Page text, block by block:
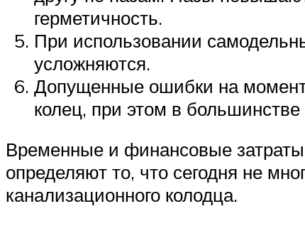
герметичность.
При использовании
усложняются.
Допущенные ошибки на момент
колец, при этом в
Временные и финансовые
определяют то, что сегодня не
канализационного колодца.